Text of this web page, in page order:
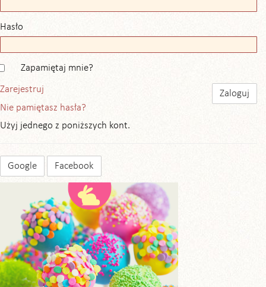
Hasło
Zapamiętaj mnie?
Zarejestruj
Nie pamiętasz hasła?
Użyj jednego z poniższych kont.
Google Facebook